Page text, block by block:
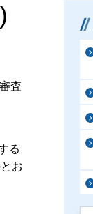
査
る
お